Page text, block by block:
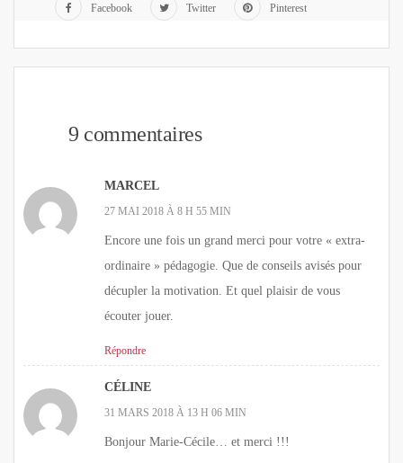
Facebook Twitter Pinterest
9 commentaires
MARCEL
27 MAI 2018 À 8 H 55 MIN
Encore une fois un grand merci pour votre « extra-
ordinaire » pédagogie. Que de conseils avisés pour
décupler la motivation. Et quel plaisir de vous
écouter jouer.
Répondre
CÉLINE
31 MARS 2018 À 13 H 06 MIN
Bonjour Marie-Cécile… et merci !!!